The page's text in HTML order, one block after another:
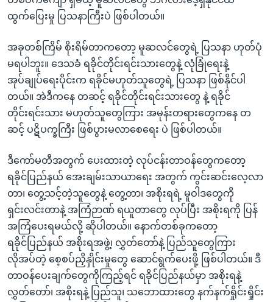
ထွက်ပြေးမှု ပြသနာကြီးပဲ ဖြစ်ပါတယ်။
အခုတစ်ကြိမ် စိုးရိမ်တာကတော့ မူဆလင်တွေရဲ့ ပြသနာ ဟုတ်ပုံ
မရပါဘူး။ ဒေသခံ ရခိုင်တိုင်းရင်းသားတွေနဲ့ လုံခြုံရေးနဲ့
အုပ်ချုပ်ရေးပိုင်းက ရခိုင်မဟုတ်သူတွေရဲ့ ပြသနာ ဖြစ်နိုင်ပါ
တယ်။ အဲဒီကနေ တဆင့် ရခိုင်တိုင်းရင်းသားတွေ နဲ့ ရခိုင်
တိုင်းရင်းသား မဟုတ်သူတွေကြား အမုန်းတရားတွေကနေ တ
ဆင့် ပဋိပက္ခကြီး ဖြစ်ပွားမလာစေရေး ပဲ ဖြစ်ပါတယ်။
ဒီကော်မတီအတွက် ပေးထားတဲ့ လုပ်ငန်းတာဝန်တွေကတော့
ရခိုင်ပြည်နယ် အေးချမ်းသာယာရေး အတွက် ကွင်းဆင်းလေ့လာ
တာ၊ တွေ့သင့်တဲ့သူတွေနဲ့ တွေ့တာ၊ အစိုးရရဲ့ မူဝါဒတွေကို
ရှင်းလင်းတာနဲ့ အကြံဉာဏ် ရယူတာတွေ လုပ်ပြီး အစိုးရကို ပြန်
အကြံပေးရမယ်လို့ ဆိုပါတယ်။ နောက်တစ်ခုကတော့
ရခိုင်ပြည်နယ် အစိုးရအဖွဲ့၊ လွှတ်တော်နဲ့ ပြည်သူတွေကြား
လိုအပ်တဲ့ စေ့စပ်ညှိနှိုင်းမှုတွေ ဆောင်ရွက်ပေးဖို့ ဖြစ်ပါတယ်။ ဒီ
တာဝန်ပေးချက်တွေကိုကြည့်ရင် ရခိုင်ပြည်နယ်မှာ အစိုးရနဲ့
လွှတ်တော်၊ အစိုးရနဲ့ ပြည်သူ၊ သဘောထားတွေ နက်နက်ရှိုင်းရှိုင်း